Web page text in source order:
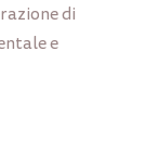
di
e